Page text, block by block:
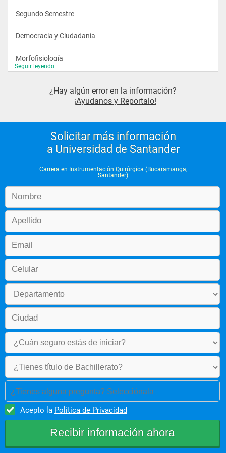
Segundo Semestre
Democracia y Ciudadanía
Morfofisiología
Educación en Salud
Bioestadística
Tercer Semestre
Patología Quirúrgica
Fundamentos Quirúrgicos Básicos I
o Cirugía General I
o Ginecología
Salud Pública
Epidemiología
Cuarto Semestre
Ética y Bioética
Seguir leyendo
¿Hay algún error en la información?
¡Ayudanos y Reportalo!
Solicitar más información
a Universidad de Santander
Carrera en Instrumentación Quirúrgica (Bucaramanga,
Santander)
¿Tienes alguna pregunta? Selecciónala
Acepto la Política de Privacidad